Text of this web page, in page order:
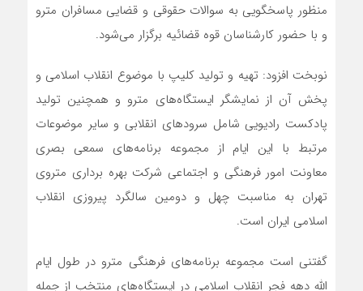
منظور پاسخگویی به سوالات حقوقی و قضایی مسافران مترو
و با حضور کارشناسان قوه قضائیه برگزار می‌شود.
نوبخت افزود: تهیه و تولید کلیپ با موضوع انقلاب اسلامی و
پخش آن از نمایشگر ایستگاه‌های مترو و همچنین تولید
پادکست رادیویی شامل سرودهای انقلابی و سایر موضوعات
مرتبط با این ایام از مجموعه برنامه‌های سمعی بصری
معاونت امور فرهنگی و اجتماعی شرکت بهره برداری متروی
تهران به مناسبت چهل و دومین سالگرد پیروزی انقلاب
اسلامی ایران است.
گفتنی است مجموعه برنامه‌های فرهنگی مترو در طول ایام
الله دهه فجر انقلاب اسلامی در ایستگاه‌های منتخب از جمله